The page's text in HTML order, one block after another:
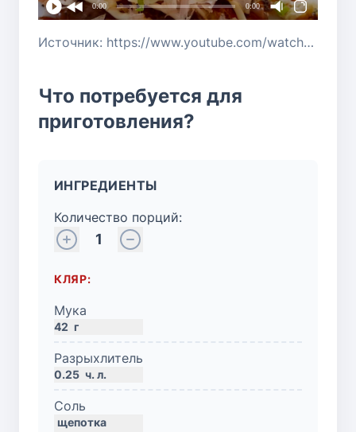
0:00 0:00
Источник: https://www.youtube.com/watch?v=9rXZfGFh8KI
Что потребуется для
приготовления?
ИНГРЕДИЕНТЫ
Количество порций:
1
КЛЯР:
Мука
42 г
Разрыхлитель
0.25 ч. л.
Соль